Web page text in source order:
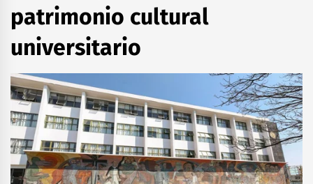
patrimonio cultural
universitario